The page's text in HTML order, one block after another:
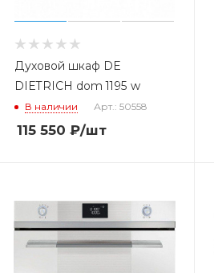
Духовой шкаф DE
DIETRICH dom 1195 w
В наличии Арт.: 50558
115 550 ₽/шт